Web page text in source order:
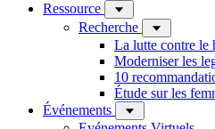
Ressource
Recherche
La lutte contre le
Moderniser les
10
Étude sur les
Événements